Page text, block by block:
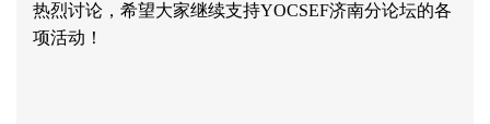
热烈讨论，希望大家继续支持YOCSEF济南分论坛的各
项活动！